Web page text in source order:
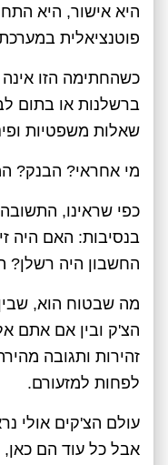
היא אישור, היא
פוטנציאלית
כשהחתימה הזו אינה
ברשלנות או בתום
שאלות משפטיות
מי אחראי? הבנק?
כפי שראינו,
בנסיבות: האם היה
החשבון היה רשלן?
מה שבטוח הוא,
הצ'ק ובין אם אתם
זהירות ותגובה
לפחות למזעורם.
עולם הצ'קים אולי
אבל כל עוד הם